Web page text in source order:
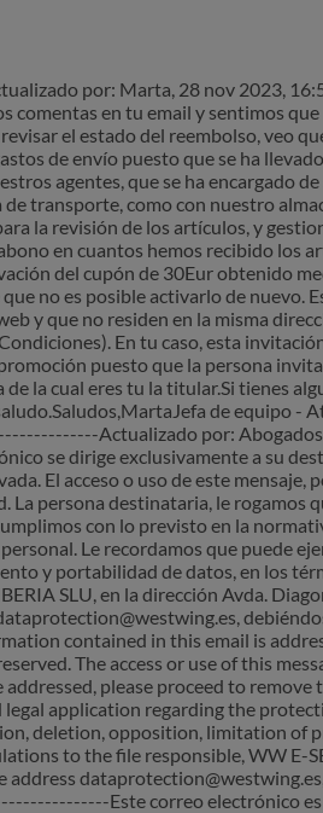
pasado mas de 1 mes desde
bono de 30€ que use por invitar a
envio de 4.99 lo he pagado para
por: Marta, 28 nov 2023,
comentas en tu email y sentimos
el estado del reembolso, veo
de envío puesto que se ha
agentes, que se ha encargado
transporte, como con nuestro
la revisión de los artículos, y
en cuantos hemos recibido los
del cupón de 30Eur obtenido
no es posible activarlo de nuevo.
y que no residen en la misma
En tu caso, esta
puesto que la persona
la cual eres tu la titular.Si tienes
de equipo -
Actualizado por: Abogados,
se dirige exclusivamente a su
El acceso o uso de este
La persona destinataria, le rogamos
con lo previsto en la
Le recordamos que puede
y portabilidad de datos, en los
SLU, en la dirección Avda.
contained in this email is
The access or use of this
please proceed to
application regarding the
deletion, opposition, limitation of
to the file responsible, WW E-
address
Este correo electrónico